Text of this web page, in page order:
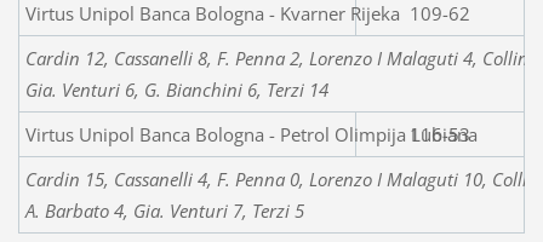
Virtus Unipol Banca Bologna - Kvarner Rijeka 109-62
Cardin 12, Cassanelli 8, F. Penna 2, Lorenzo I Malaguti 4,
Gia. Venturi 6, G. Bianchini 6, Terzi 14
Virtus Unipol Banca Bologna - Petrol Olimpija Lubiana
116-53
Cardin 15, Cassanelli 4, F. Penna 0, Lorenzo I Malaguti 10,
A. Barbato 4, Gia. Venturi 7, Terzi 5